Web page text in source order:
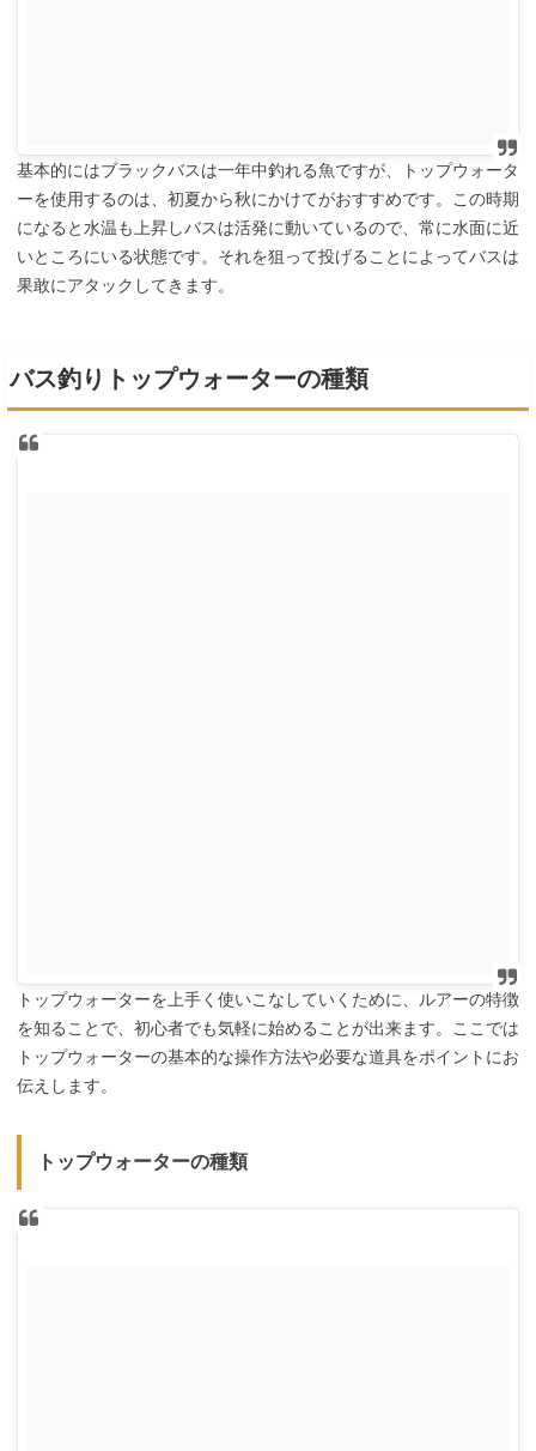
基本的にはブラックバスは一年中釣れる魚ですが、トップウォータ
ーを使用するのは、初夏から秋にかけてがおすすめです。この時期
になると水温も上昇しバスは活発に動いているので、常に水面に近
いところにいる状態です。それを狙って投げることによってバスは
果敢にアタックしてきます。
バス釣りトップウォーターの種類
トップウォーターを上手く使いこなしていくために、ルアーの特徴
を知ることで、初心者でも気軽に始めることが出来ます。ここでは
トップウォーターの基本的な操作方法や必要な道具をポイントにお
伝えします。
トップウォーターの種類